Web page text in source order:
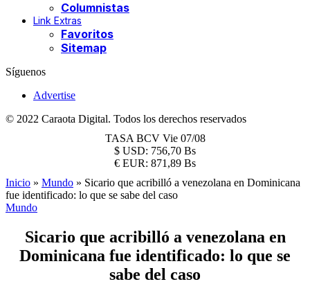
Columnistas
Link Extras
Favoritos
Sitemap
Síguenos
Advertise
© 2022 Caraota Digital. Todos los derechos reservados
TASA BCV Vie 07/08
$ USD: 756,70 Bs
€ EUR: 871,89 Bs
Inicio » Mundo » Sicario que acribilló a venezolana en Dominicana
fue identificado: lo que se sabe del caso
Mundo
Sicario que acribilló a venezolana en
Dominicana fue identificado: lo que se
sabe del caso